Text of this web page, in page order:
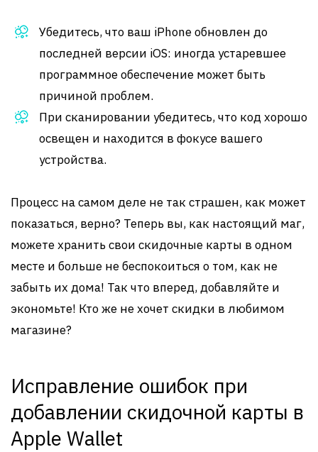
Убедитесь, что ваш iPhone обновлен до
последней версии iOS: иногда устаревшее
программное обеспечение может быть
причиной проблем.
При сканировании убедитесь, что код хорошо
освещен и находится в фокусе вашего
устройства.
Процесс на самом деле не так страшен, как может
показаться, верно? Теперь вы, как настоящий маг,
можете хранить свои скидочные карты в одном
месте и больше не беспокоиться о том, как не
забыть их дома! Так что вперед, добавляйте и
экономьте! Кто же не хочет скидки в любимом
магазине?
Исправление ошибок при
добавлении скидочной карты в
Apple Wallet